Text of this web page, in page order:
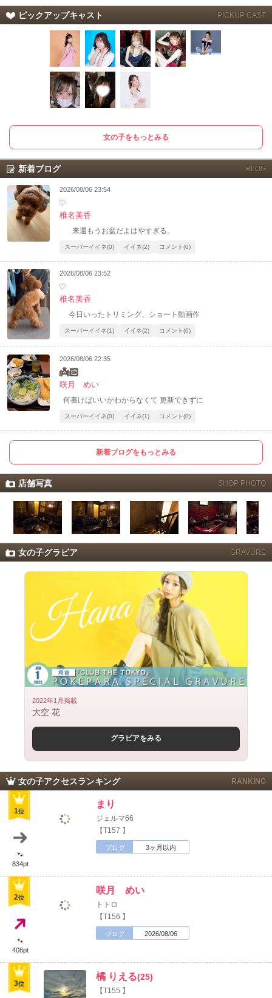
ピックアップキャスト PICKUP CAST
女の子をもっとみる
新着ブログ BLOG
2026/08/06 23:54
♡
椎名美香
来週もうお盆だよはやすぎる。
スーパーイイネ(0) イイネ(2) コメント(0)
2026/08/06 23:52
♡
椎名美香
今日いったトリミング、ショート動画作
スーパーイイネ(1) イイネ(2) コメント(0)
2026/08/06 22:35
👼🏻
咲月 めい
何書けばいいかわからなくて 更新できずに
スーパーイイネ(0) イイネ(1) コメント(0)
新着ブログをもっとみる
店舗写真 SHOP PHOTO
女の子グラビア GRAVURE
2022年1月掲載
大空 花
グラビアをみる
女の子アクセスランキング RANKING
1位
🐾
834pt
まり
ジェルマ66
【T157 】
ブログ 3ヶ月以内
2位
🐾
408pt
咲月 めい
トトロ
【T156 】
ブログ 2026/08/06
3位
橘 りえる(25)
【T155 】